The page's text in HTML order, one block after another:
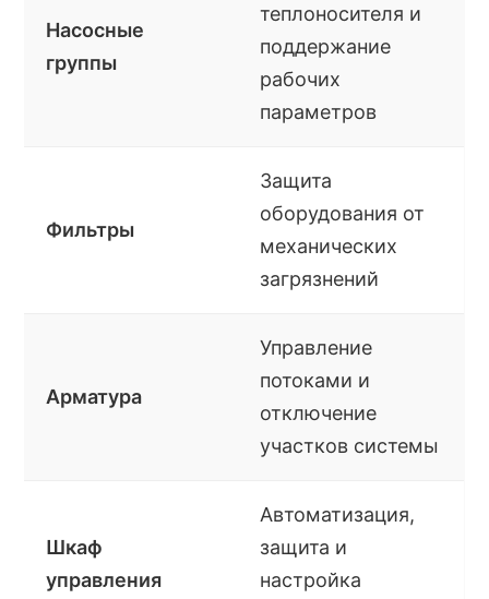
Насосные
группы
теплоносителя и
поддержание
рабочих
параметров
Фильтры
Защита
оборудования от
механических
загрязнений
Арматура
Управление
потоками и
отключение
участков системы
Шкаф
управления
Автоматизация,
защита и
настройка